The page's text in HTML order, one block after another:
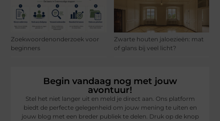
Zoekwoordenonderzoek voor
beginners
Zwarte houten jaloezieën: mat
of glans bij veel licht?
Begin vandaag nog met jouw
avontuur!
Stel het niet langer uit en meld je direct aan. Ons platform
biedt de perfecte gelegenheid om jouw mening te uiten en
jouw blog met een breder publiek te delen. Druk op de knop